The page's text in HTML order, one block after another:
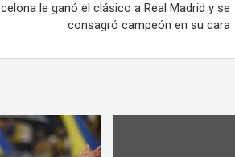
le ganó el clásico a Real Madrid y se
consagró campeón en su cara